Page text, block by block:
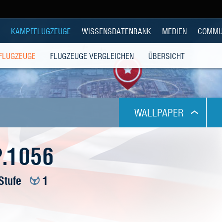
KAMPFFLUGZEUGE WISSENSDATENBANK MEDIEN
FLUGZEUGE VERGLEICHEN ÜBERSICHT
WALLPAPER
1280x1024
1